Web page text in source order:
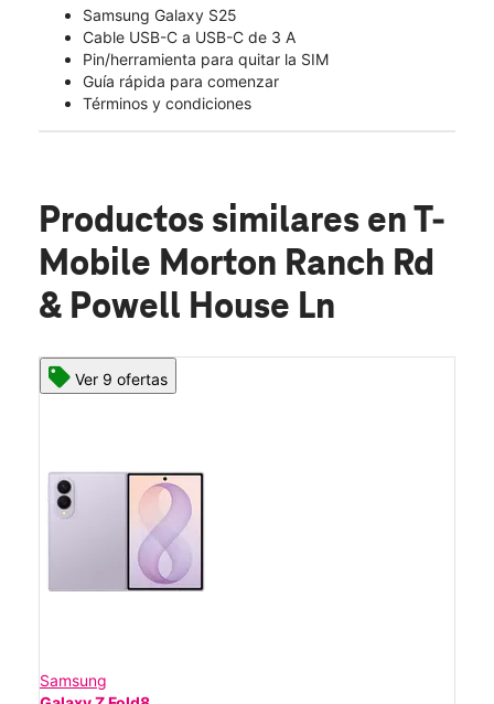
Samsung Galaxy S25
Cable USB-C a USB-C de 3 A
Pin/herramienta para quitar la SIM
Guía rápida para comenzar
Términos y condiciones
Productos similares en T-
Mobile Morton Ranch Rd
& Powell House Ln
Ver 9 ofertas
Samsung